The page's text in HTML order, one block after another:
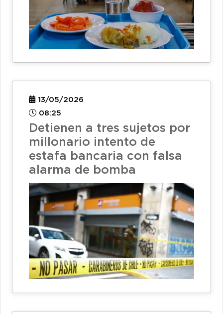
13/05/2026
08:25
Detienen a tres sujetos por
millonario intento de
estafa bancaria con falsa
alarma de bomba